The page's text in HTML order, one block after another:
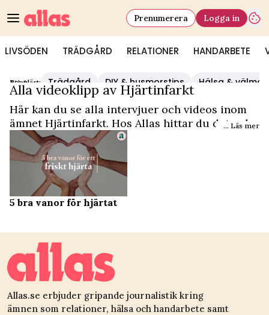
LIVSÖDEN TRÄDGÅRD RELATIONER HANDARBETE
Prenumerera Logga in
Populärt: Trädgård DIY & husmorstips Hälsa &
Video Start/Hjärtinfarkt
Alla videoklipp av Hjärtinfarkt
Här kan du se alla intervjuer och videos inom
ämnet Hjärtinfarkt. Hos Allas hittar du det och
mycket mer.
... Läs mer
5 bra vanor för hjärtat
Allas.se erbjuder gripande journalistik kring
ämnen som relationer, hälsa och handarbete samt